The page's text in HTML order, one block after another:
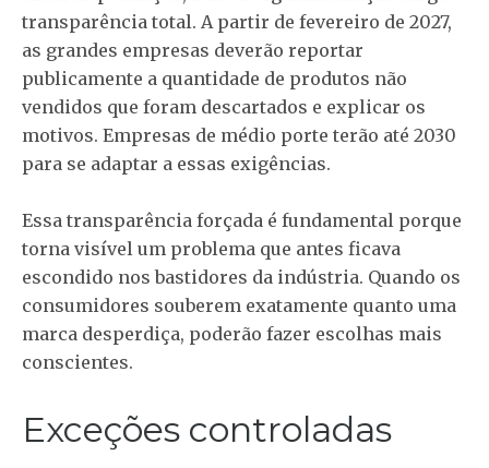
transparência total. A partir de fevereiro de 2027,
as grandes empresas deverão reportar
publicamente a quantidade de produtos não
vendidos que foram descartados e explicar os
motivos. Empresas de médio porte terão até 2030
para se adaptar a essas exigências.
Essa transparência forçada é fundamental porque
torna visível um problema que antes ficava
escondido nos bastidores da indústria. Quando os
consumidores souberem exatamente quanto uma
marca desperdiça, poderão fazer escolhas mais
conscientes.
Exceções controladas